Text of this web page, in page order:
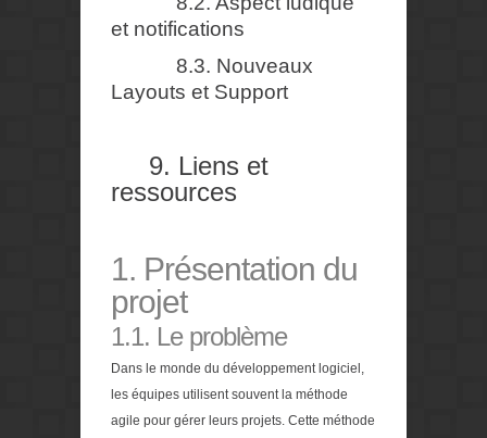
et notifications
8.3. Nouveaux
Layouts et Support
9. Liens et
ressources
1. Présentation du
projet
1.1. Le problème
Dans le monde du développement logiciel,
les équipes utilisent souvent la méthode
agile pour gérer leurs projets. Cette méthode